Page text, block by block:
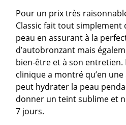
Pour un prix très
Classic fait tout simplement
peau en assurant à la
d’autobronzant mais
bien-être et à son entretien.
clinique a montré qu’en
peut hydrater la peau
donner un teint sublime et
7 jours.